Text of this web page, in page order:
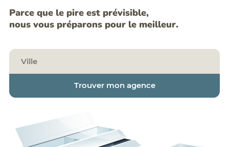
Parce que le pire est prévisible,
nous vous préparons pour le meilleur.
Trouver mon agence